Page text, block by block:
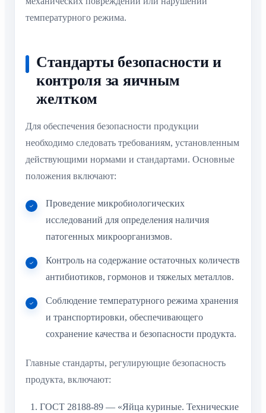
температурного режима.
Стандарты безопасности и
контроля за яичным
желтком
Для обеспечения безопасности продукции
необходимо следовать требованиям, установленным
действующими нормами и стандартами. Основные
положения включают:
Проведение микробиологических
исследований для определения наличия
патогенных микроорганизмов.
Контроль на содержание остаточных количеств
антибиотиков, гормонов и тяжелых металлов.
Соблюдение температурного режима хранения
и транспортировки, обеспечивающего
сохранение качества и безопасности продукта.
Главные стандарты, регулирующие безопасность
продукта, включают:
ГОСТ 28188-89 — «Яйца куриные. Технические